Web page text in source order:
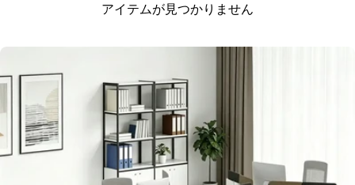
アイテムが見つかりません